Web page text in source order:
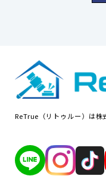
ReTrue（リトゥルー）は株